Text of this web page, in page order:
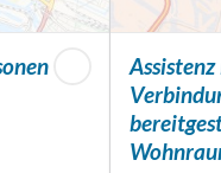
Assistenz